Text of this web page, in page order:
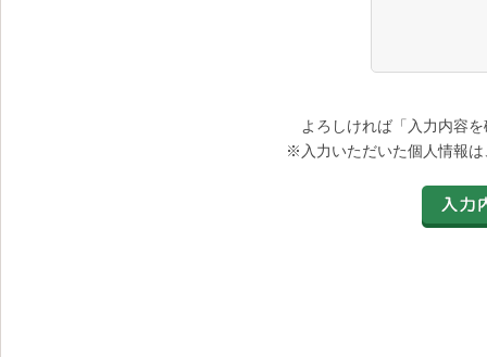
よろしければ「入力内容
※入力いただいた個人情報